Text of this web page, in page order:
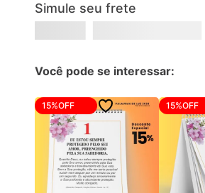
Simule seu frete
Você pode se interessar:
15%OFF 15%OFF